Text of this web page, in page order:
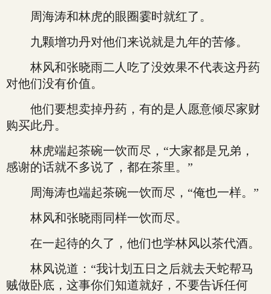
周海涛和林虎的眼圈霎时就红了。
九颗增功丹对他们来说就是九年的苦修。
林风和张晓雨二人吃了没效果不代表这丹药
对他们没有价值。
他们要想卖掉丹药，有的是人愿意倾尽家财
购买此丹。
林虎端起茶碗一饮而尽，“大家都是兄弟，
感谢的话就不多说了，都在茶里。”
周海涛也端起茶碗一饮而尽，“俺也一样。”
林风和张晓雨同样一饮而尽。
在一起待的久了，他们也学林风以茶代酒。
林风说道：“我计划五日之后就去天蛇帮马
贼做卧底，这事你们知道就好，不要告诉任何